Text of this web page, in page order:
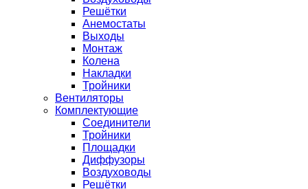
Решётки
Анемостаты
Выходы
Монтаж
Колена
Накладки
Тройники
Вентиляторы
Комплектующие
Соединители
Тройники
Площадки
Диффузоры
Воздуховоды
Решётки